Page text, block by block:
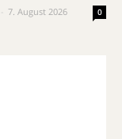
7. August 2026 0